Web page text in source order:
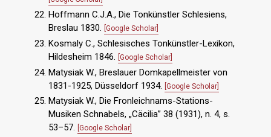
Hoffmann C.J.A., Die Tonkünstler Schlesiens,
Breslau 1830. [Google Scholar]
Kosmaly C., Schlesisches Tonkünstler-Lexikon,
Hildesheim 1846. [Google Scholar]
Matysiak W., Breslauer Domkapellmeister von
1831-1925, Düsseldorf 1934. [Google Scholar]
Matysiak W., Die Fronleichnams-Stations-
Musiken Schnabels, „Cäcilia” 38 (1931), n. 4, s.
53–57. [Google Scholar]